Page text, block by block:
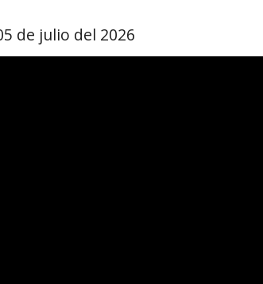
de julio del 2026